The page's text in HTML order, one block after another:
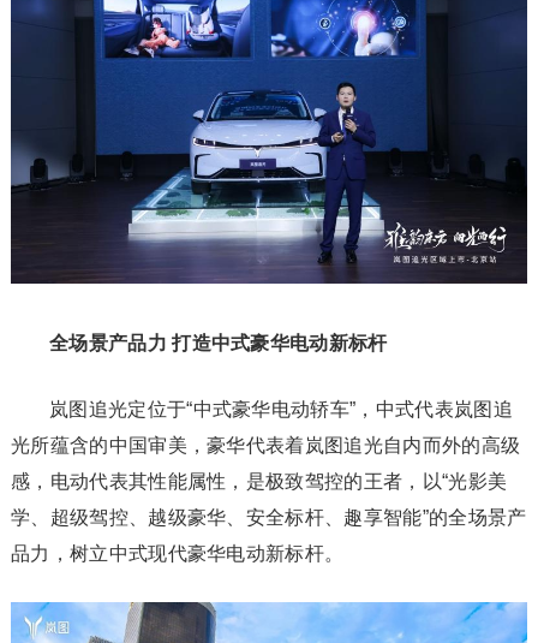
全场景产品力 打造中式豪华电动新标杆
岚图追光定位于“中式豪华电动轿车”，中式代表岚图追
光所蕴含的中国审美，豪华代表着岚图追光自内而外的高级
感，电动代表其性能属性，是极致驾控的王者，以“光影美
学、超级驾控、越级豪华、安全标杆、趣享智能”的全场景产
品力，树立中式现代豪华电动新标杆。